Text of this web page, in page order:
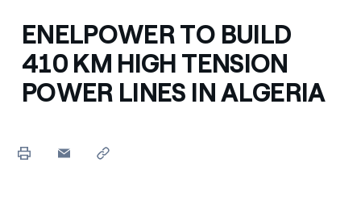
ENELPOWER TO BUILD
410 KM HIGH TENSION
POWER LINES IN ALGERIA